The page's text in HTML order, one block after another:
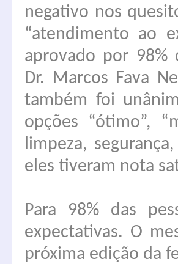
negativo nos
“atendimento ao
aprovado por 98%
Dr. Marcos Fava
também foi
opções “ótimo”,
limpeza,
eles tiveram nota
Para 98% das
expectativas. O
próxima edição da